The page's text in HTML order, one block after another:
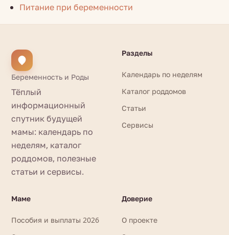
Питание при беременности
Беременность и Роды
Тёплый
информационный
спутник будущей
мамы: календарь по
неделям, каталог
роддомов, полезные
статьи и сервисы.
Разделы
Календарь по неделям
Каталог роддомов
Статьи
Сервисы
Маме
Пособия и выплаты 2026
Доверие
О проекте